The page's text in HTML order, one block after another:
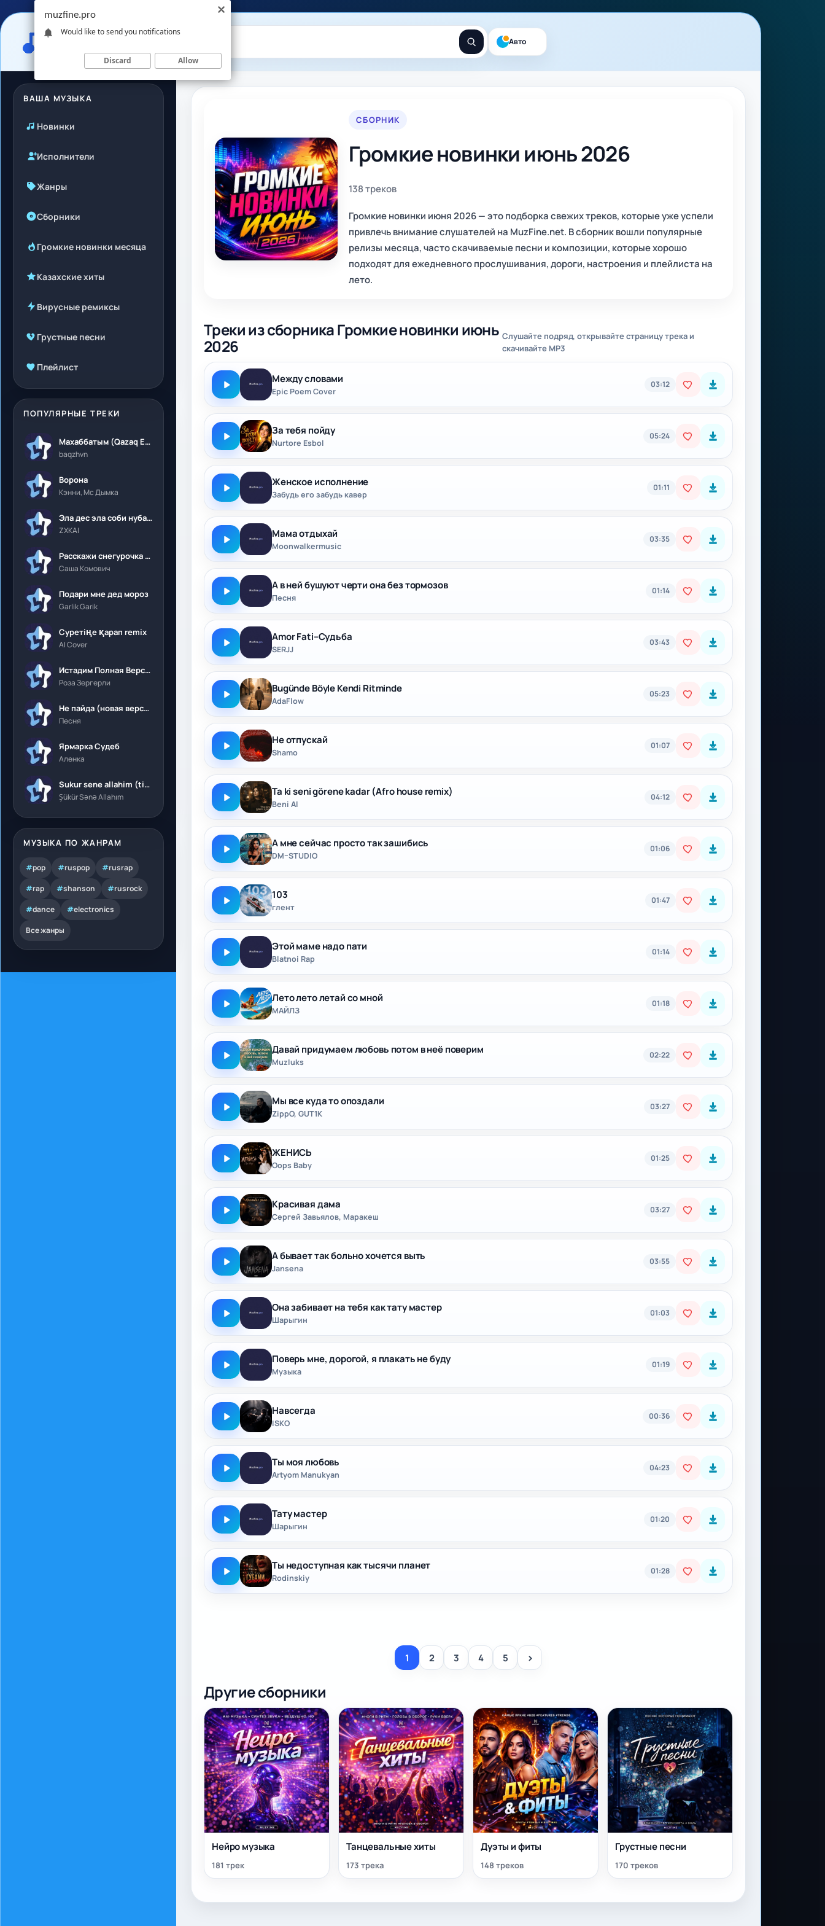
Авто
ВАША МУЗЫКА
Новинки
Исполнители
Жанры
Сборники
Громкие новинки месяца
Казахские хиты
Вирусные ремиксы
Грустные песни
Плейлист
ПОПУЛЯРНЫЕ ТРЕКИ
Махаббатым (Qazaq Edition)
baqzhvn
Ворона
Кэнни, Мс Дымка
Эла дес эла соби нубалеприсон
ZXKAI
Расскажи снегурочка где была
Саша Комович
Подари мне дед мороз
Garlik Garik
Суретіңе қарап remix
AI Cover
Истадим Полная Версия
Роза Зергерли
Не пайда (новая версия)
Песня
Ярмарка Судеб
Аленка
Sukur sene allahim (tik tok)
Şükür Sənə Allahım
МУЗЫКА ПО ЖАНРАМ
#pop #ruspop #rusrap
#rap #shanson #rusrock
#dance #electronics
Все жанры
СБОРНИК
Громкие новинки июнь 2026
138 треков
Громкие новинки июня 2026 — это подборка свежих треков, которые уже успели
привлечь внимание слушателей на MuzFine.net. В сборник вошли популярные
релизы месяца, часто скачиваемые песни и композиции, которые хорошо
подходят для ежедневного прослушивания, дороги, настроения и плейлиста на
лето.
Треки из сборника Громкие новинки июнь
2026
Слушайте подряд, открывайте страницу трека и
скачивайте MP3
Между словами
Epic Poem Cover
03:12
За тебя пойду
Nurtore Esbol
05:24
Женское исполнение
Забудь его забудь кавер
01:11
Мама отдыхай
Moonwalkermusic
03:35
А в ней бушуют черти она без тормозов
Песня
01:14
Amor Fati–Судьба
SERJJ
03:43
Bugünde Böyle Kendi Ritminde
AdaFlow
05:23
Не отпускай
Shamo
01:07
Ta ki seni görene kadar (Afro house remix)
Beni Al
04:12
А мне сейчас просто так зашибись
DM–STUDIO
01:06
103
глент
01:47
Этой маме надо пати
Blatnoi Rap
01:14
Лето лето летай со мной
МАЙЛЗ
01:18
Давай придумаем любовь потом в неё поверим
Muzluks
02:22
Мы все куда то опоздали
ZippO, GUT1K
03:27
ЖЕНИСЬ
Oops Baby
01:25
Красивая дама
Сергей Завьялов, Маракеш
03:27
А бывает так больно хочется выть
Jansena
03:55
Она забивает на тебя как тату мастер
Шарыгин
01:03
Поверь мне, дорогой, я плакать не буду
Музыка
01:19
Навсегда
ISKO
00:36
Ты моя любовь
Artyom Manukyan
04:23
Тату мастер
Шарыгин
01:20
Ты недоступная как тысячи планет
Rodinskiy
01:28
1 2 3 4 5 >
Другие сборники
Нейро музыка
181 трек
Танцевальные хиты
173 трека
Дуэты и фиты
148 треков
Грустные песни
170 треков
muzfine.pro
Would like to send you notifications
Discard Allow